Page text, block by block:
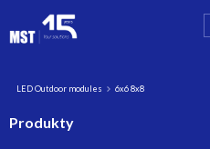
LED Outdoor modules 6x6 8x8
Produkty